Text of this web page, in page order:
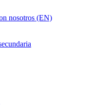
nosotros (EN)